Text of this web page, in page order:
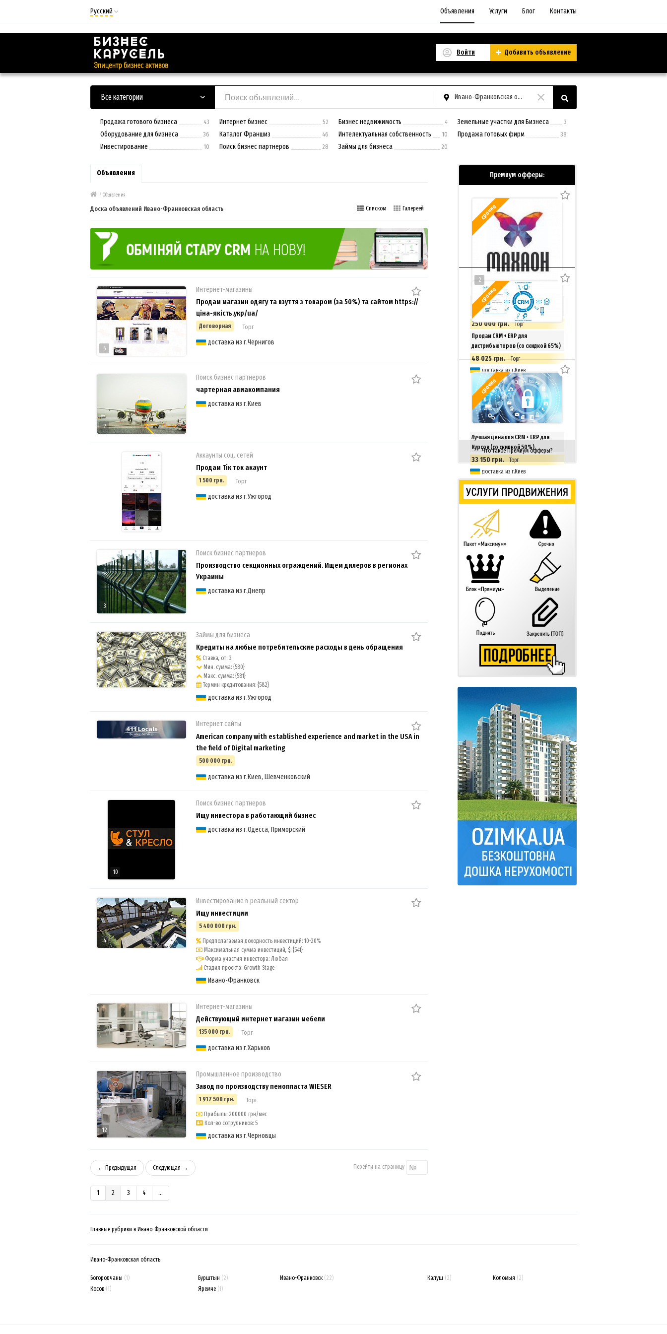
Русский
Русский
Українська
Объявления Услуги Блог Контакты
Войти Добавить объявление
Все категории Ивано-Франковская область
Продажа готового бизнеса 43
Оборудование для бизнеса 36
Инвестирование 10
Интернет бизнес 52
Каталог Франшиз 46
Поиск бизнес партнеров 28
Бизнес недвижимость 4
Интелектуальная собственность 10
Займы для бизнеса 20
Земельные участки для Бизнеса 3
Продажа готовых фирм 38
Объявления
/ Объявления
Доска объявлений Ивано-Франковская область Списком Галереей
6
Интернет-магазины
Продам магазин одягу та взуття з товаром (за 50%) та сайтом https://
ціна-якість.укр/ua/
Договорная Торг
доставка из г.Чернигов
2
Поиск бизнес партнеров
чартерная авиакомпания
доставка из г.Киев
Аккаунты соц. сетей
Продам Тік ток акаунт
1 500 грн. Торг
доставка из г.Ужгород
3
Поиск бизнес партнеров
Производство секционных ограждений. Ищем дилеров в регионах
Украины
доставка из г.Днепр
Займы для бизнеса
Кредиты на любые потребительские расходы в день обращения
Ставка, от: 3
Мин. сумма: {580}
Макс. сумма: {581}
Термин кредитования: {582}
доставка из г.Ужгород
Интернет сайты
American company with established experience and market in the USA in
the field of Digital marketing
500 000 грн.
доставка из г.Киев, Шевченковский
10
Поиск бизнес партнеров
Ищу инвестора в работающий бизнес
доставка из г.Одесса, Приморский
4
Инвестирование в реальный сектор
Ищу инвестиции
5 400 000 грн.
Предполагаемая доходность инвестиций: 10-20%
Максимальная сумма инвестиций, $: {541}
Форма участия инвестора: Любая
Стадия проекта: Growth Stage
Ивано-Франковск
Интернет-магазины
Действующий интернет магазин мебели
135 000 грн. Торг
доставка из г.Харьков
12
Промышленное производство
Завод по производству пенопласта WIESER
1 917 500 грн. Торг
Прибыль: 200000 грн/мес
Кол-во сотрудников: 5
доставка из г.Черновцы
← Предыдущая Следующая → Перейти на страницу
1 2 3 4 ...
Премиум офферы:
срочно
2
Продается раскрученная Веб-
студия Махаон
250 000 грн.
Торг
Киев
срочно
Продам CRM + ERP для
дистрибьюторов (со скидкой 65%)
48 025 грн.
Торг
доставка из г.Киев
срочно
Лучшая цена для CRM + ERP для
Курсов (со скидкой 50%)
33 150 грн.
Торг
доставка из г.Киев
Что такое Премиум офферы?
Главные рубрики в Ивано-Франковской области
Ивано-Франковская область
Богородчаны (1)
Косов (1)
Бурштын (2)
Яремче (1)
Ивано-Франковск (22) Калуш (2) Коломыя (2)